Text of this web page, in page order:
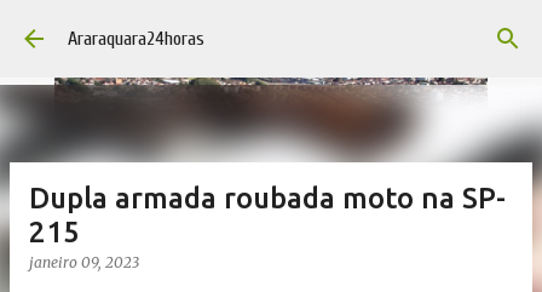
Pular para o conteúdo principal
Araraquara24horas
Dupla armada roubada moto na SP-
215
janeiro 09, 2023